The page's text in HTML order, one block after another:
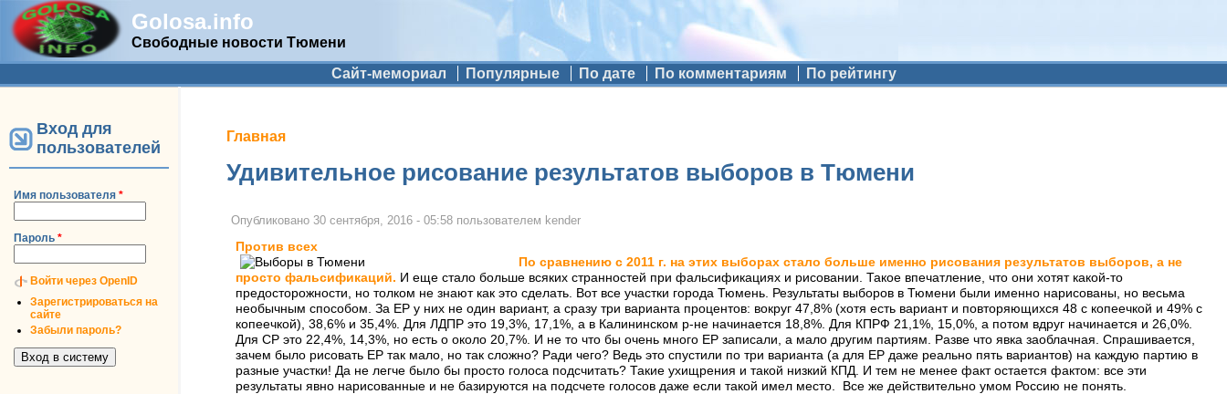
Golosa.info
Свободные новости Тюмени
Дополнительное меню Сайт-мемориал Популярные По дате По комментариям По рейтингу
Вход для
пользователей
Имя пользователя *
Пароль *
Войти через OpenID
Зарегистрироваться на
сайте
Забыли пароль?
Вы здесь
Главная
Удивительное рисование результатов выборов в Тюмени
Опубликовано 30 сентября, 2016 - 05:58 пользователем kender
Против всех
По сравнению с 2011 г. на этих выборах стало больше именно рисования результатов выборов, а не
просто фальсификаций. И еще стало больше всяких странностей при фальсификациях и рисовании. Такое впечатление, что они хотят какой-то
предосторожности, но толком не знают как это сделать. Вот все участки города Тюмень. Результаты выборов в Тюмени были именно нарисованы, но весьма
необычным способом. За ЕР у них не один вариант, а сразу три варианта процентов: вокруг 47,8% (хотя есть вариант и повторяющихся 48 с копеечкой и 49% с
копеечкой), 38,6% и 35,4%. Для ЛДПР это 19,3%, 17,1%, а в Калининском р-не начинается 18,8%. Для КПРФ 21,1%, 15,0%, а потом вдруг начинается и 26,0%.
Для СР это 22,4%, 14,3%, но есть о около 20,7%. И не то что бы очень много ЕР записали, а мало другим партиям. Разве что явка заоблачная. Спрашивается,
зачем было рисовать ЕР так мало, но так сложно? Ради чего? Ведь это спустили по три варианта (а для ЕР даже реально пять вариантов) на каждую партию в
разные участки! Да не легче было бы просто голоса подсчитать? Такие ухищрения и такой низкий КПД. И тем не менее факт остается фактом: все эти
результаты явно нарисованные и не базируются на подсчете голосов даже если такой имел место. Все же действительно умом Россию не понять.